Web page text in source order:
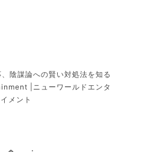
陰謀論への賢い対処法を知る
|ニューワールドエンタ
メント